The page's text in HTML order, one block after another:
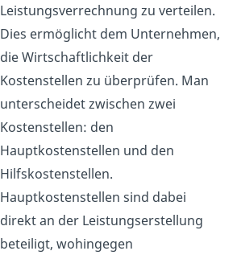
Leistungsverrechnung zu verteilen.
Dies ermöglicht dem Unternehmen,
die Wirtschaftlichkeit der
Kostenstellen zu überprüfen. Man
unterscheidet zwischen zwei
Kostenstellen: den
Hauptkostenstellen und den
Hilfskostenstellen.
Hauptkostenstellen sind dabei
direkt an der Leistungserstellung
beteiligt, wohingegen